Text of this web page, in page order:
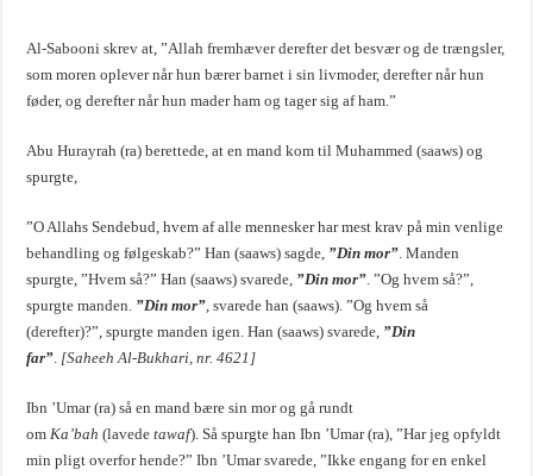
Al-Sabooni skrev at, ”Allah fremhæver derefter det besvær og de trængsler,
som moren oplever når hun bærer barnet i sin livmoder, derefter når hun
føder, og derefter når hun mader ham og tager sig af ham.”
Abu Hurayrah (ra) berettede, at en mand kom til Muhammed (saaws) og
spurgte,
”O Allahs Sendebud, hvem af alle mennesker har mest krav på min venlige
behandling og følgeskab?” Han (saaws) sagde, ”Din mor”. Manden
spurgte, ”Hvem så?” Han (saaws) svarede, ”Din mor”. ”Og hvem så?”,
spurgte manden. ”Din mor”, svarede han (saaws). ”Og hvem så
(derefter)?”, spurgte manden igen. Han (saaws) svarede, ”Din
far”. [Saheeh Al-Bukhari, nr. 4621]
Ibn ’Umar (ra) så en mand bære sin mor og gå rundt
omKa’bah (lavedetawaf). Så spurgte han Ibn ’Umar (ra), ”Har jeg opfyldt
min pligt overfor hende?” Ibn ’Umar svarede, ”Ikke engang for en enkel